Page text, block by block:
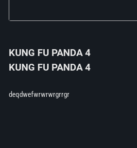
KUNG FU PANDA 4
KUNG FU PANDA 4
deqdwefwrwrwrgrrgr